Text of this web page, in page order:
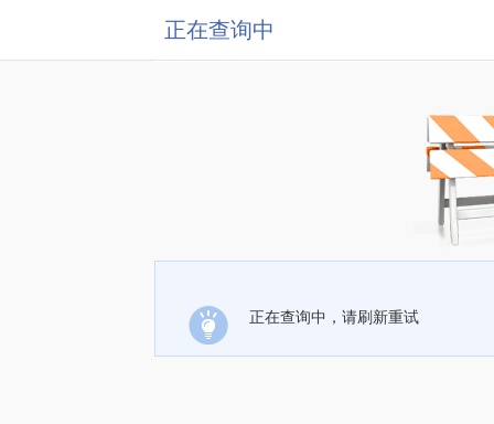
正在查询中
正在查询中，请刷新重试